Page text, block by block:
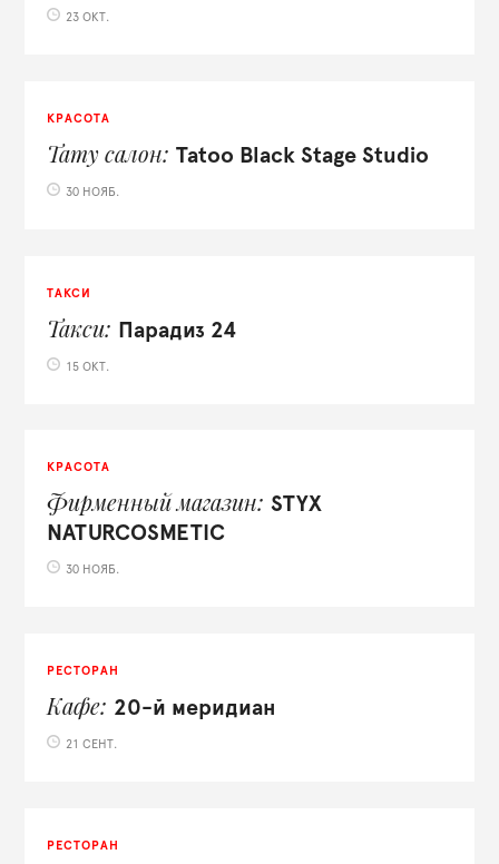
23 ОКТ.
КРАСОТА
Тату салон Tatoo Black Stage Studio
30 НОЯБ.
ТАКСИ
Такси Парадиз 24
15 ОКТ.
КРАСОТА
Фирменный магазин
STYX
NATURCOSMETIC
30 НОЯБ.
РЕСТОРАН
Кафе 20-й меридиан
21 СЕНТ.
РЕСТОРАН